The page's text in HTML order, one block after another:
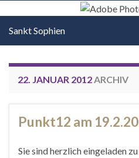
Sankt Sophien
22. JANUAR 2012ARCHIV
Punkt12 am
Sie sind herzlich eingeladen